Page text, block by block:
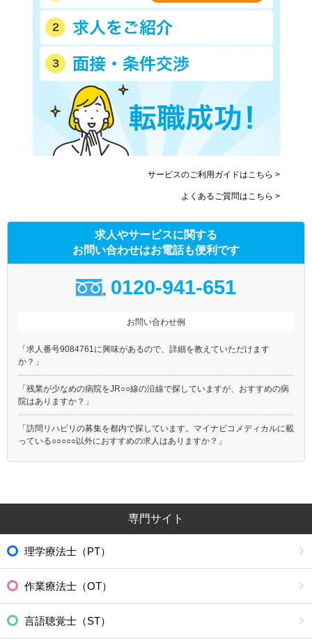
横浜市営地下鉄ブルーライン
(あざみ野－湘南台)
横浜新都市交通金沢シーサイ
江ノ島電鉄
箱根登山鉄道
伊豆箱根鉄道大雄山線
ＪＲ上野東京ライン
箱根ロープウェイ
相鉄新横浜線
東急新横浜線
サービスのご利用ガイドはこちら >
よくあるご質問はこちら >
求人やサービスに関する
お問い合わせはお電話も便利です
0120-941-651
お問い合わせ例
「求人番号9084761に興味があるので、詳細を教えていただけます
か？」
「残業が少なめの病院をJR○○線の沿線で探していますが、おすすめの病
院はありますか？」
「訪問リハビリの募集を都内で探しています。マイナビコメディカルに載
っている○○○○○以外におすすめの求人はありますか？」
専門サイト
理学療法士（PT）
作業療法士（OT）
言語聴覚士（ST）